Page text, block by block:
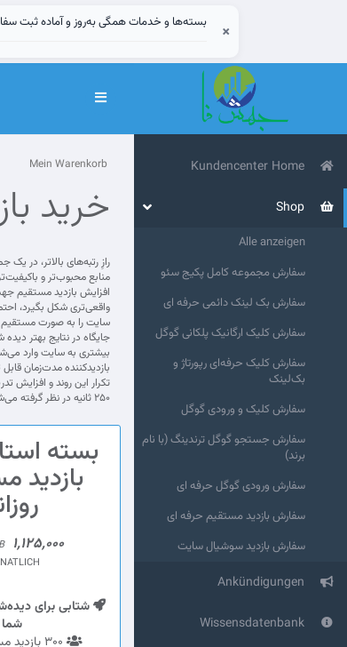
بسته‌ها و خدمات همگی به‌روز و آماده ثبت ×
Navigation
Kundencenter Home
Shop
Alle anzeigen
سفارش مجموعه کامل پکیج سئو
سفارش بک لینک دائمی حرفه ای
سفارش کلیک ارگانیک پلکانی گوگل
سفارش کلیک حرفه‌ای رپورتاژ و
بک‌لینک
سفارش کلیک و ورودی گوگل
سفارش جستجو گوگل ترندینگ (با نام
برند)
سفارش ورودی گوگل حرفه ای
سفارش بازدید مستقیم حرفه ای
سفارش بازدید سوشیال سایت
Wissensdatenbank
Mein Warenkorb
خرید
رازِ رتبه‌های بالاتر، در
منابع محبوب‌تر و
افزایش بازدید مستقیم
واقعی‌تری شکل بگیرد،
سایت را به صورت مستقیم
جایگاه در نتایج بهتر
بازدیدکننده مدت‌زمان
۲۵۰ ثانیه در نظر گرفته می‌شود. این یعنی تجربه‌ای که برای سایت شما ایجاد می‌شود، طبیعی‌تر و هدفمندتر است و با هدف تقویت کیفیت دیده‌شدن سایت انجام می‌گردد.
بازدید
1,125,000تومان
شتابی برای
شما